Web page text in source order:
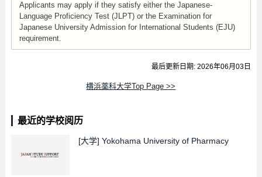
Applicants may apply if they satisfy either the Japanese-
Language Proficiency Test (JLPT) or the Examination for
Japanese University Admission for International Students (EJU)
requirement.
最后更新日期: 2026年06月03日
横浜薬科大学Top Page >>
最近的学校阅历
[大学] Yokohama University of Pharmacy